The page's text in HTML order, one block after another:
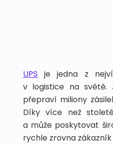
UPS je jedna z
v logistice na světě.
přepraví miliony
Díky více než
a může poskytovat
rychle zrovna